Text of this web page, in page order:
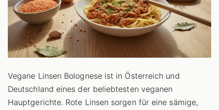
Vegane Linsen Bolognese ist in Österreich und
Deutschland eines der beliebtesten veganen
Hauptgerichte. Rote Linsen sorgen für eine sämige,